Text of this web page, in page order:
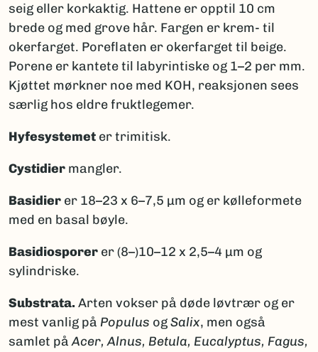
seig eller korkaktig. Hattene er opptil 10 cm
brede og med grove hår. Fargen er krem- til
okerfarget. Poreflaten er okerfarget til beige.
Porene er kantete til labyrintiske og 1–2 per mm.
Kjøttet mørkner noe med KOH, reaksjonen sees
særlig hos eldre fruktlegemer.
Hyfesystemet er trimitisk.
Cystidier mangler.
Basidier er 18–23 x 6–7,5 μm og er kølleformete
med en basal bøyle.
Basidiosporer er (8–)10–12 x 2,5–4 μm og
sylindriske.
Substrata. Arten vokser på døde løvtrær og er
mest vanlig på Populus ogSalix, men også
samlet påAcer, Alnus, Betula, Eucalyptus, Fagus,